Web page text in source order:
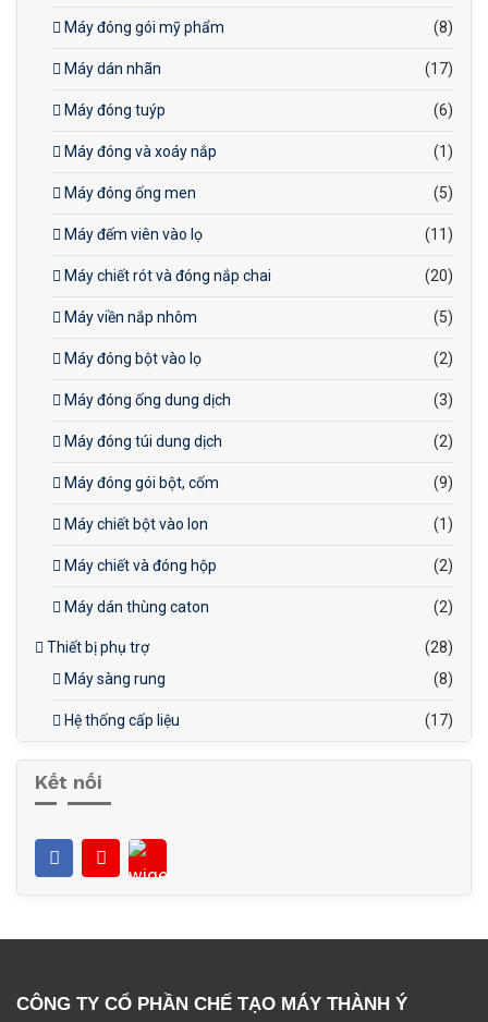
Máy đóng gói mỹ phẩm (8)
Máy dán nhãn (17)
Máy đóng tuýp (6)
Máy đóng và xoáy nắp (1)
Máy đóng ống men (5)
Máy đếm viên vào lọ (11)
Máy chiết rót và đóng nắp chai (20)
Máy viền nắp nhôm (5)
Máy đóng bột vào lọ (2)
Máy đóng ống dung dịch (3)
Máy đóng túi dung dịch (2)
Máy đóng gói bột, cốm (9)
Máy chiết bột vào lon (1)
Máy chiết và đóng hộp (2)
Máy dán thùng caton (2)
Thiết bị phụ trợ
(28)
Máy sàng rung
(8)
Hệ thống cấp liệu (17)
Kết nối
CÔNG TY CỔ PHẦN CHẾ TẠO MÁY THÀNH Ý